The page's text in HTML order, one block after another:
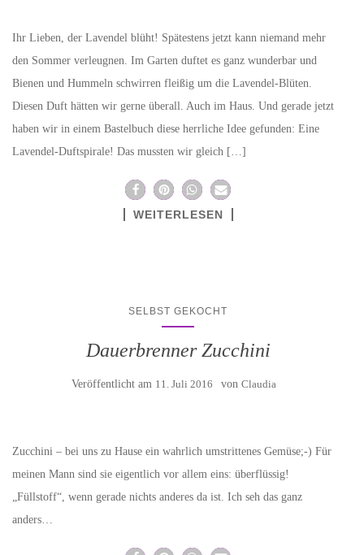
Ihr Lieben, der Lavendel blüht! Spätestens jetzt kann niemand mehr
den Sommer verleugnen. Im Garten duftet es ganz wunderbar und
Bienen und Hummeln schwirren fleißig um die Lavendel-Blüten.
Diesen Duft hätten wir gerne überall. Auch im Haus. Und gerade jetzt
haben wir in einem Bastelbuch diese herrliche Idee gefunden: Eine
Lavendel-Duftspirale! Das mussten wir gleich […]
WEITERLESEN
SELBST GEKOCHT
Dauerbrenner Zucchini
Veröffentlicht am 11. Juli 2016 von Claudia
Zucchini – bei uns zu Hause ein wahrlich umstrittenes Gemüse;-) Für
meinen Mann sind sie eigentlich vor allem eins: überflüssig!
„Füllstoff“, wenn gerade nichts anderes da ist. Ich seh das ganz
anders…